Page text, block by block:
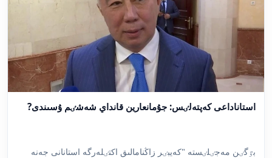
استاناداعى كەپتەلٸس: جۇمانعارين قانداي شەشٸم ۇسىندى?
بٷگٸن مەجٸلٸستە "كەيبٸر زاڭنامالىق اكتٸلەرگە استانانى جەنە